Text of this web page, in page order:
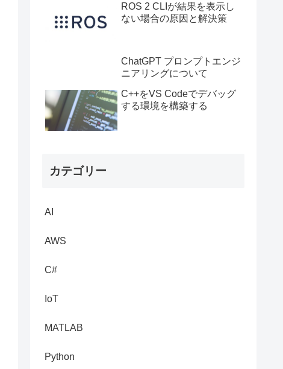
ROS 2 CLIが結果を表示し
ない場合の原因と解決策
ChatGPT プロンプトエンジ
ニアリングについて
C++をVS Codeでデバッグ
する環境を構築する
カテゴリー
AI
AWS
C#
IoT
MATLAB
Python